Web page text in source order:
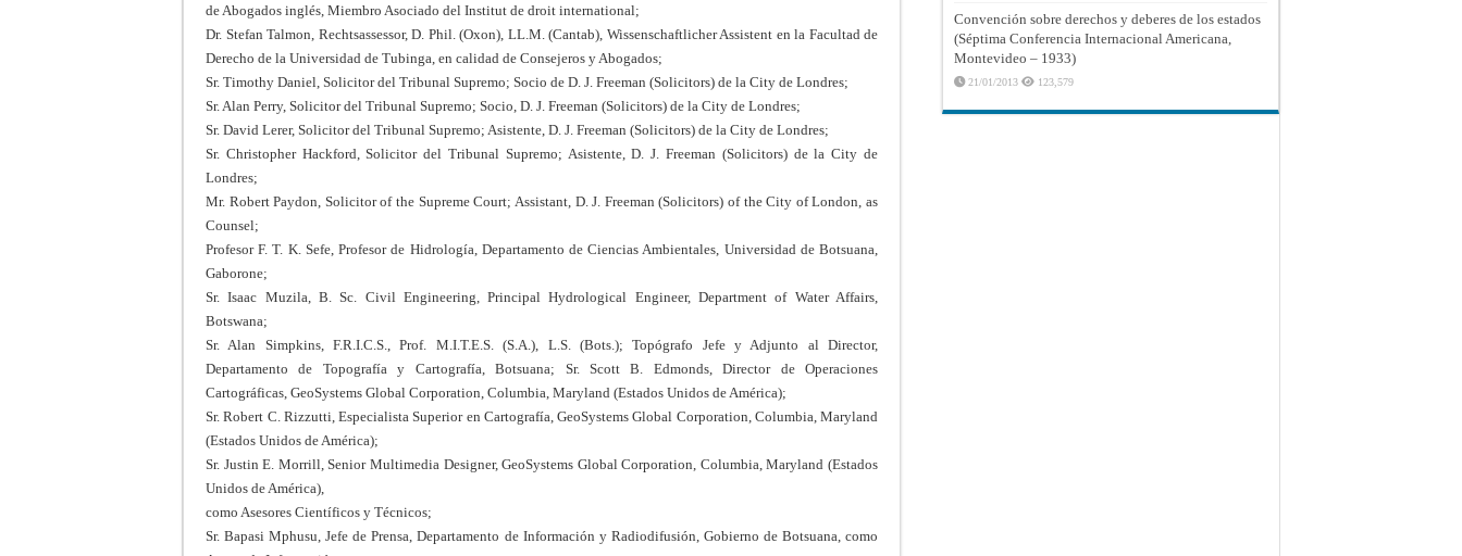
de Abogados inglés, Miembro Asociado del Institut de droit international;
Dr. Stefan Talmon, Rechtsassessor, D. Phil. (Oxon), LL.M. (Cantab), Wissenschaftlicher Assistent en la Facultad de
Derecho de la Universidad de Tubinga, en calidad de Consejeros y Abogados;
Sr. Timothy Daniel, Solicitor del Tribunal Supremo; Socio de D. J. Freeman (Solicitors) de la City de Londres;
Sr. Alan Perry, Solicitor del Tribunal Supremo; Socio, D. J. Freeman (Solicitors) de la City de Londres;
Sr. David Lerer, Solicitor del Tribunal Supremo; Asistente, D. J. Freeman (Solicitors) de la City de Londres;
Sr. Christopher Hackford, Solicitor del Tribunal Supremo; Asistente, D. J. Freeman (Solicitors) de la City de
Londres;
Mr. Robert Paydon, Solicitor of the Supreme Court; Assistant, D. J. Freeman (Solicitors) of the City of London, as
Counsel;
Profesor F. T. K. Sefe, Profesor de Hidrología, Departamento de Ciencias Ambientales, Universidad de Botsuana,
Gaborone;
Sr. Isaac Muzila, B. Sc. Civil Engineering, Principal Hydrological Engineer, Department of Water Affairs,
Botswana;
Sr. Alan Simpkins, F.R.I.C.S., Prof. M.I.T.E.S. (S.A.), L.S. (Bots.); Topógrafo Jefe y Adjunto al Director,
Departamento de Topografía y Cartografía, Botsuana; Sr. Scott B. Edmonds, Director de Operaciones
Cartográficas, GeoSystems Global Corporation, Columbia, Maryland (Estados Unidos de América);
Sr. Robert C. Rizzutti, Especialista Superior en Cartografía, GeoSystems Global Corporation, Columbia, Maryland
(Estados Unidos de América);
Sr. Justin E. Morrill, Senior Multimedia Designer, GeoSystems Global Corporation, Columbia, Maryland (Estados
Unidos de América),
como Asesores Científicos y Técnicos;
Sr. Bapasi Mphusu, Jefe de Prensa, Departamento de Información y Radiodifusión, Gobierno de Botsuana, como
Convención sobre derechos y deberes de los estados
(Séptima Conferencia Internacional Americana,
Montevideo – 1933)
21/01/2013 123,579